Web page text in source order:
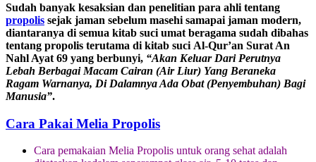
Sudah banyak kesaksian dan penelitian para ahli tentang
propolis sejak jaman sebelum masehi samapai jaman modern,
diantaranya di semua kitab suci umat beragama sudah dibahas
tentang propolis terutama di kitab suci Al-Qur’an Surat An
Nahl Ayat 69 yang berbunyi, “Akan Keluar Dari Perutnya
Lebah Berbagai Macam Cairan (Air Liur) Yang Beraneka
Ragam Warnanya, Di Dalamnya Ada Obat (Penyembuhan) Bagi
Manusia”.
Cara Pakai Melia Propolis
Cara pemakaian Melia Propolis untuk orang sehat adalah